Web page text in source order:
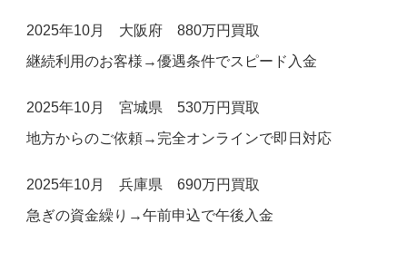
2025年10月 大阪府 880万円買取
継続利用のお客様→優遇条件でスピード入金
2025年10月 宮城県 530万円買取
地方からのご依頼→完全オンラインで即日対応
2025年10月 兵庫県 690万円買取
急ぎの資金繰り→午前申込で午後入金